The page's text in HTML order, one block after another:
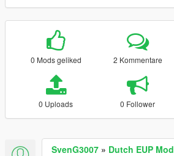
0 Mods geliked 2 Kommentare
0 Uploads 0 Follower
SvenG3007 » Dutch EUP Mod